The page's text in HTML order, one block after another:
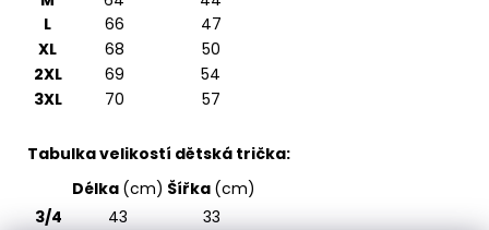
L
66
47
XL
68
50
2XL
69
54
3XL
70 57
Tabulka velikostí dětská trička:
Délka (cm) Šířka (cm)
3/4
43
33